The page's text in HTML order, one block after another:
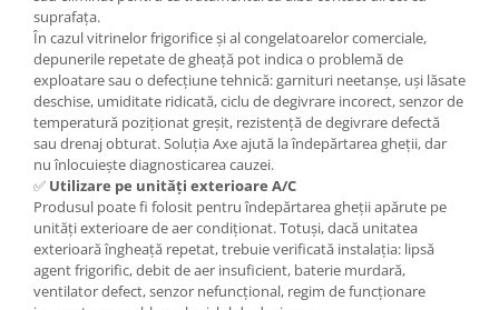
suprafața.
În cazul vitrinelor frigorifice și al congelatoarelor comerciale,
depunerile repetate de gheață pot indica o problemă de
exploatare sau o defecțiune tehnică: garnituri neetanșe, uși lăsate
deschise, umiditate ridicată, ciclu de degivrare incorect, senzor de
temperatură poziționat greșit, rezistență de degivrare defectă
sau drenaj obturat. Soluția Axe ajută la îndepărtarea gheții, dar
nu înlocuiește diagnosticarea cauzei.
✅ Utilizare pe unități exterioare A/C
Produsul poate fi folosit pentru îndepărtarea gheții apărute pe
unități exterioare de aer condiționat. Totuși, dacă unitatea
exterioară îngheață repetat, trebuie verificată instalația: lipsă
agent frigorific, debit de aer insuficient, baterie murdară,
ventilator defect, senzor nefuncțional, regim de funcționare